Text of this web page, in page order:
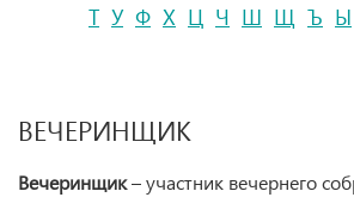
Т У Ф Х Ц Ч Ш Щ Ъ Ы
ВЕЧЕРИНЩИК
Вечеринщик– участник вечернего